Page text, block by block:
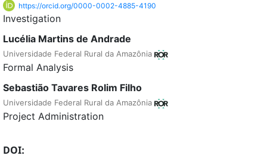
https://orcid.org/0000-0002-4885-4190
Investigation
Lucélia Martins de Andrade
Universidade Federal Rural da Amazônia
Formal Analysis
Sebastião Tavares Rolim Filho
Universidade Federal Rural da Amazônia
Project Administration
DOI: